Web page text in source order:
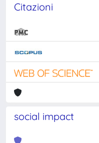
Citazioni
social impact